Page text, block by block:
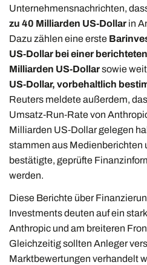
Unternehmensnachrichten,
zu 40 Milliarden US‑Dollar in
Dazu zählen eine erste
US‑Dollar bei einer
Milliarden US‑Dollarsowie
US‑Dollar, vorbehaltlich
Reuters meldete außerdem,
Umsatz‑Run‑Rate von
Milliarden US‑Dollar gelegen
stammen aus Medienberichten
bestätigte, geprüfte
werden.
Diese Berichte über
Investments deuten auf ein
Anthropic und am breiteren
Gleichzeitig sollten Anleger
Marktbewertungen verhandelt